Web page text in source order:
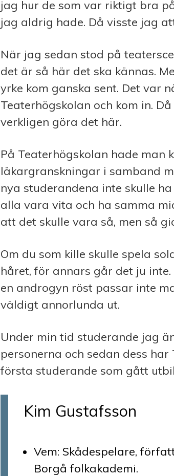
jag hur de som var riktigt bra
jag aldrig hade. Då visste jag
När jag sedan stod på
det är så här det ska kännas.
yrke kom ganska sent. Det var
Teaterhögskolan och kom in.
verkligen göra det här.
På Teaterhögskolan hade
läkargranskningar i samband
nya studerandena inte skulle
alla vara vita och ha samma
att det skulle vara så, men så
Om du som kille skulle spela
håret, för annars går det ju
en androgyn röst passar inte
väldigt annorlunda ut.
Under min tid studerande jag
personerna och sedan dess
första studerande som gått
Kim Gustafsson
Vem: Skådespelare,
Borgå folkakademi.